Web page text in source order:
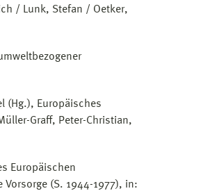
/ Lunk, Stefan / Oetker,
(Hg.), Europäisches
Graff, Peter-Christian,
Europäischen
(S. 1944-1977), in: